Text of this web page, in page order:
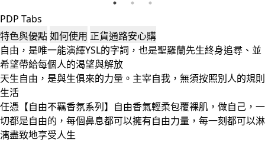
PDP Tabs
特色與優點如何使用 正貨通路安心購
自由，是唯一能演繹YSL的字詞，也是聖羅蘭先生終身追尋、並
希望帶給每個人的渴望與解放
天生自由，是與生俱來的力量。主宰自我，無須按照別人的規則
生活
任憑【自由不羈香氛系列】自由香氣輕柔包覆裸肌，做自己，一
切都是自由的，每個鼻息都可以擁有自由力量，每一刻都可以淋
漓盡致地享受人生